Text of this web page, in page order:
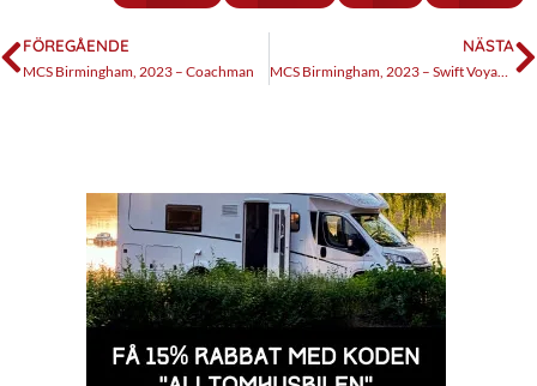
FÖREGÅENDE
MCS Birmingham, 2023 – Coachman
NÄSTA
MCS Birmingham, 2023 – Swift Voyager 574